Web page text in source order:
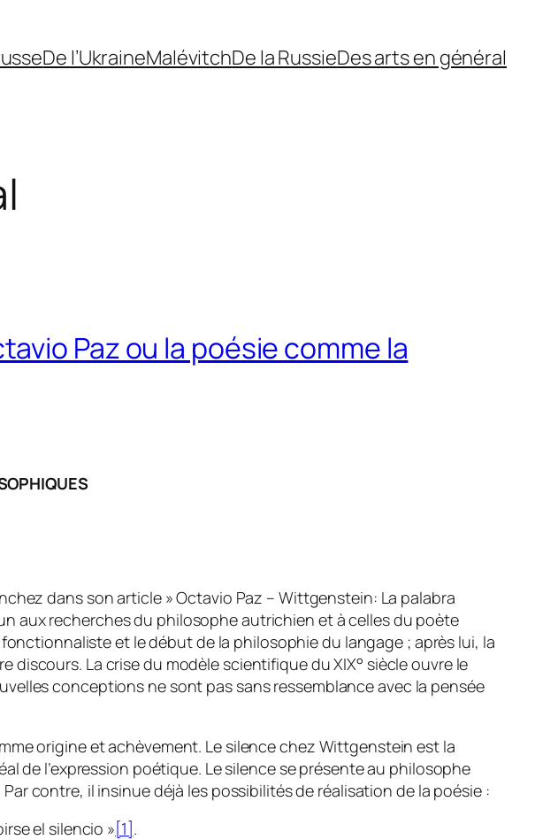
De l’UkraineMalévitchDe la RussieDes arts en général
Paz ou la poésie comme la
dans son article »Octavio Paz – Wittgenstein: La palabra
aux recherches du philosophe autrichien et à celles du poète
et le début de la philosophie du langage ; après lui, la
La crise du modèle scientifique du XIX° siècle ouvre le
conceptions ne sont pas sans ressemblance avec la pensée
origine et achèvement. Le silence chez Wittgenstein est la
de l’expression poétique. Le silence se présente au philosophe
contre, il insinue déjà les possibilités de réalisation de la poésie :
el silencio »[1].